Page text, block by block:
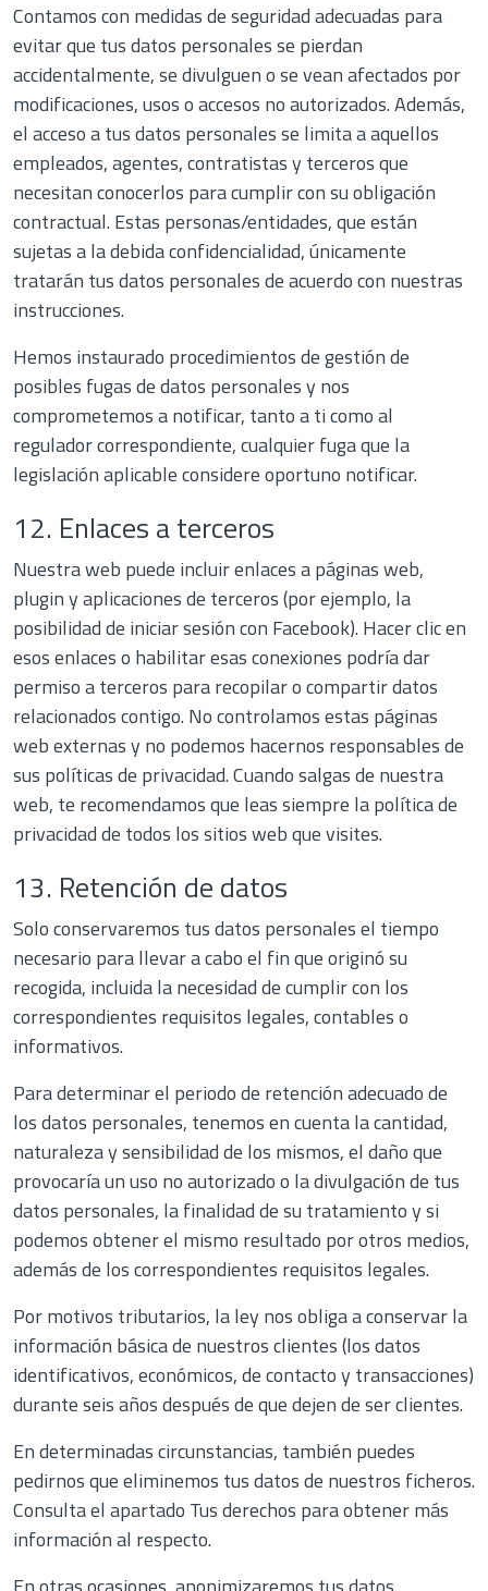
Contamos con medidas de seguridad adecuadas para
evitar que tus datos personales se pierdan
accidentalmente, se divulguen o se vean afectados por
modificaciones, usos o accesos no autorizados. Además,
el acceso a tus datos personales se limita a aquellos
empleados, agentes, contratistas y terceros que
necesitan conocerlos para cumplir con su obligación
contractual. Estas personas/entidades, que están
sujetas a la debida confidencialidad, únicamente
tratarán tus datos personales de acuerdo con nuestras
instrucciones.
Hemos instaurado procedimientos de gestión de
posibles fugas de datos personales y nos
comprometemos a notificar, tanto a ti como al
regulador correspondiente, cualquier fuga que la
legislación aplicable considere oportuno notificar.
12. Enlaces a terceros
Nuestra web puede incluir enlaces a páginas web,
plugin y aplicaciones de terceros (por ejemplo, la
posibilidad de iniciar sesión con Facebook). Hacer clic en
esos enlaces o habilitar esas conexiones podría dar
permiso a terceros para recopilar o compartir datos
relacionados contigo. No controlamos estas páginas
web externas y no podemos hacernos responsables de
sus políticas de privacidad. Cuando salgas de nuestra
web, te recomendamos que leas siempre la política de
privacidad de todos los sitios web que visites.
13. Retención de datos
Solo conservaremos tus datos personales el tiempo
necesario para llevar a cabo el fin que originó su
recogida, incluida la necesidad de cumplir con los
correspondientes requisitos legales, contables o
informativos.
Para determinar el periodo de retención adecuado de
los datos personales, tenemos en cuenta la cantidad,
naturaleza y sensibilidad de los mismos, el daño que
provocaría un uso no autorizado o la divulgación de tus
datos personales, la finalidad de su tratamiento y si
podemos obtener el mismo resultado por otros medios,
además de los correspondientes requisitos legales.
Por motivos tributarios, la ley nos obliga a conservar la
información básica de nuestros clientes (los datos
identificativos, económicos, de contacto y transacciones)
durante seis años después de que dejen de ser clientes.
En determinadas circunstancias, también puedes
pedirnos que eliminemos tus datos de nuestros ficheros.
Consulta el apartado Tus derechos para obtener más
información al respecto.